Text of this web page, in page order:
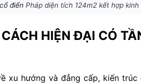
điển Pháp diện tích 124m2 kết hợp kinh
HIỆN ĐẠI CÓ
xu hướng và đẳng cấp, kiến